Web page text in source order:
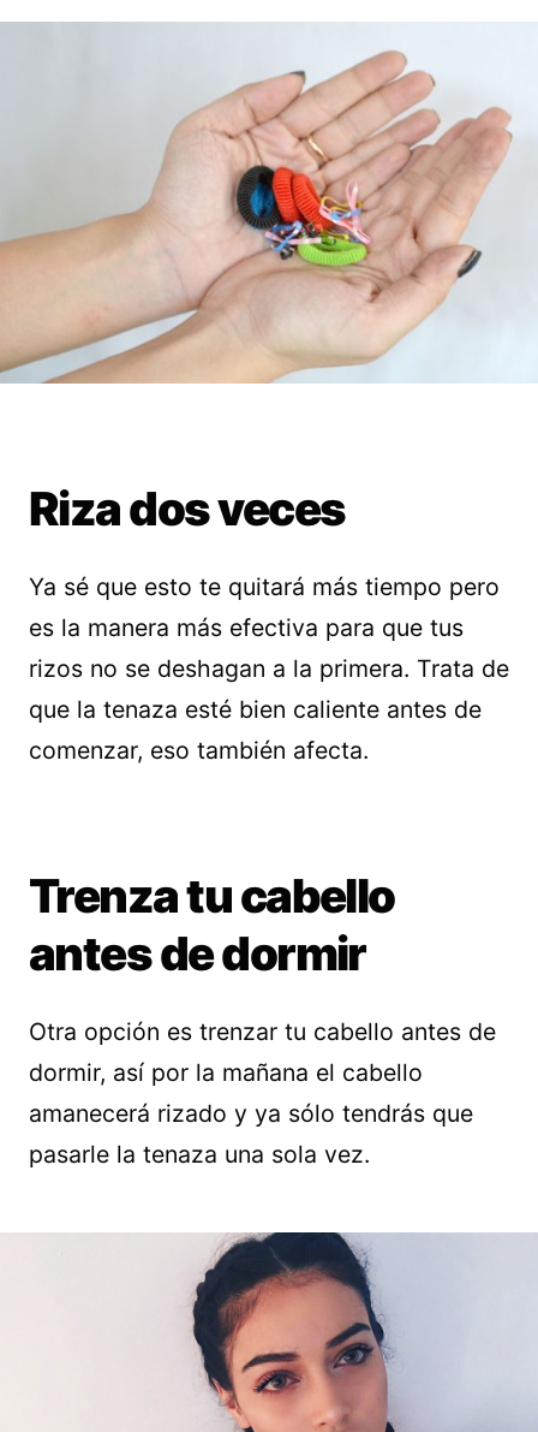
Riza dos veces
Ya sé que esto te quitará más tiempo pero
es la manera más efectiva para que tus
rizos no se deshagan a la primera. Trata de
que la tenaza esté bien caliente antes de
comenzar, eso también afecta.
Trenza tu cabello
antes de dormir
Otra opción es trenzar tu cabello antes de
dormir, así por la mañana el cabello
amanecerá rizado y ya sólo tendrás que
pasarle la tenaza una sola vez.